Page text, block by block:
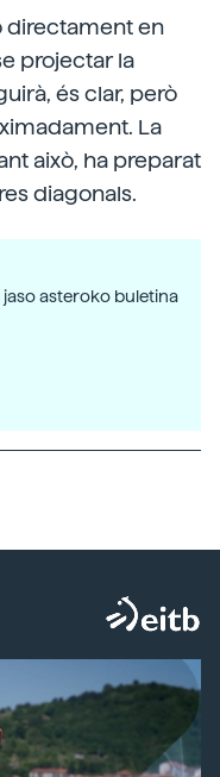
directament en
projectar la
és clar, però
La
això, ha preparat
diagonals.
asteroko buletina